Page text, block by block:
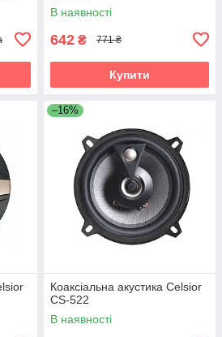
В наявності
642 ₴ 771 ₴
Купити
–16%
Коаксіальна акустика Celsior
CS-522
В наявності